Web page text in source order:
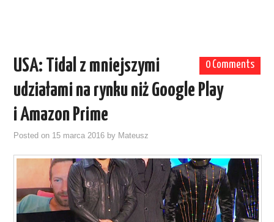
0 Comments
USA: Tidal z mniejszymi
udziałami na rynku niż Google Play
i Amazon Prime
Posted on 15 marca 2016 by Mateusz